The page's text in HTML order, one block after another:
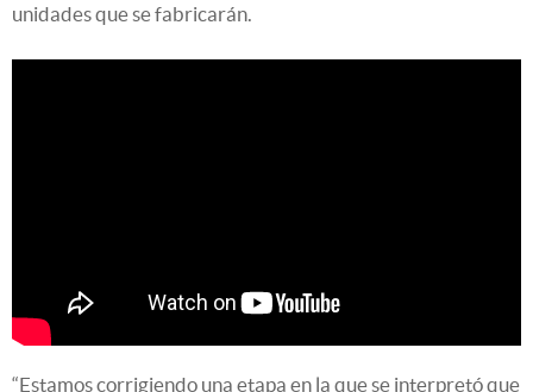
unidades que se fabricarán.
“Estamos corrigiendo una etapa en la que se interpretó que